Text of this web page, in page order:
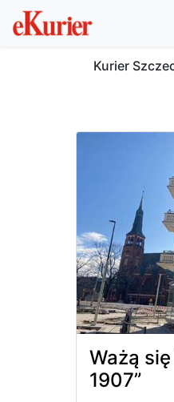
Kurier
Ważą
1907”